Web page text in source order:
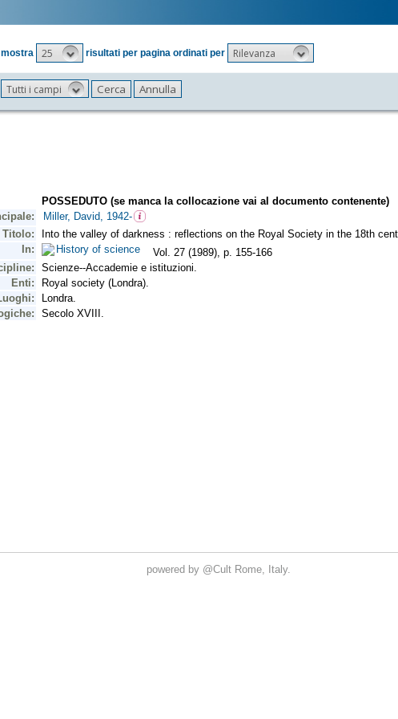
mostra
25 risultati per pagina ordinati per Rilevanza
Tutti i campi
powered by @Cult Rome, Italy.